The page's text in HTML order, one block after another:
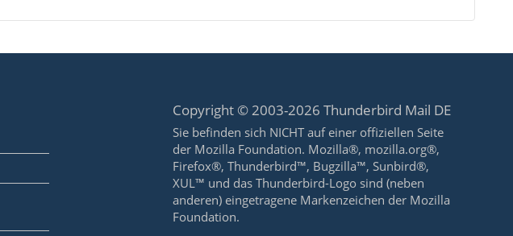
Copyright © 2003-2026 Thunderbird Mail DE
Sie befinden sich NICHT auf einer offiziellen Seite
der Mozilla Foundation. Mozilla®, mozilla.org®,
Firefox®, Thunderbird™, Bugzilla™, Sunbird®,
XUL™ und das Thunderbird-Logo sind (neben
anderen) eingetragene Markenzeichen der Mozilla
Foundation.